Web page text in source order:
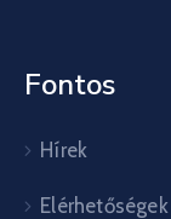
Fontos
Hírek
Elérhetőségek